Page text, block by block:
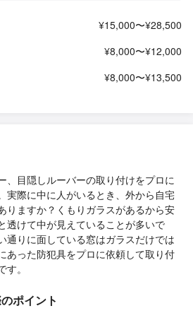
¥15,000〜¥28,500
¥8,000〜¥12,000
¥8,000〜¥13,500
、目隠しルーバーの取り付けをプロに
実際に中に人がいるとき、外から自宅
りますか？くもりガラスがあるから安
透けて中が見えていることが多いで
通りに面している窓はガラスだけでは
あった防犯具をプロに依頼して取り付
。
ポイント